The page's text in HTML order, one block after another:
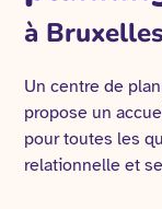
à
Un centre de
propose un
pour toutes les
relationnelle et